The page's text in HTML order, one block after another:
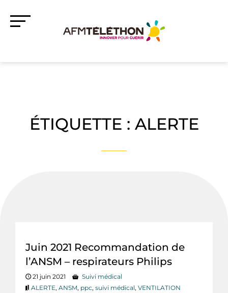
ÉTIQUETTE : ALERTE
Juin 2021 Recommandation de
l’ANSM – respirateurs Philips
21 juin 2021
Suivi médical
ALERTE, ANSM, ppc, suivi médical, VENTILATION